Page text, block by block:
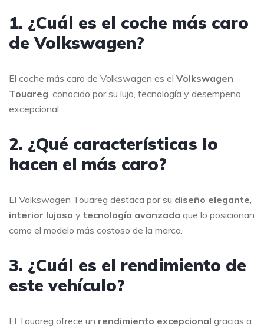
1. ¿Cuál es el coche más caro
de Volkswagen?
El coche más caro de Volkswagen es el Volkswagen
Touareg , conocido por su lujo, tecnología y desempeño
excepcional.
2. ¿Qué características lo
hacen el más caro?
El Volkswagen Touareg destaca por su diseño elegante
interior lujoso y tecnología avanzada que lo posicionan
como el modelo más costoso de la marca.
3. ¿Cuál es el rendimiento de
este vehículo?
El Touareg ofrece un rendimiento excepcional gracias a